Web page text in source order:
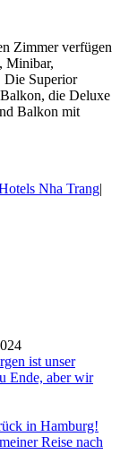
Zimmer verfügen
Minibar,
Die Superior
die Deluxe
Balkon mit
Nha Trang|
ist unser
Ende, aber wir
in Hamburg!
Reise nach